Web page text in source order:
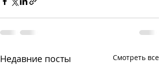
Недавние посты Смотреть все